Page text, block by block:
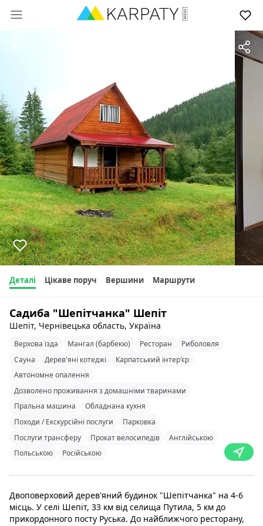
Деталі Цікаве поруч Вершини Маршрути
Садиба "Шепітчанка" Шепіт
Шепіт, Чернівецька область, Україна
Верхова їзда Мангал (барбекю) Ресторан
Риболовля
Сауна
Дерев'яні котеджі
Карпатський інтер'єр
Автономне опалення
Дозволено проживання з домашніми тваринами
Пральна машина
Обладнана кухня
Походи / Екскурсійні послуги
Парковка
Послуги трансферу
Прокат велосипедів
Англійською
Польською
Російською
Двоповерховий дерев'яний будинок "Шепітчанка" на 4-6
місць. У селі Шепіт, 33 км від селища Путила, 5 км до
прикордонного посту Руська. До найближчого ресторану,